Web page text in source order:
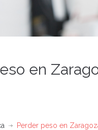
en
Perder peso en